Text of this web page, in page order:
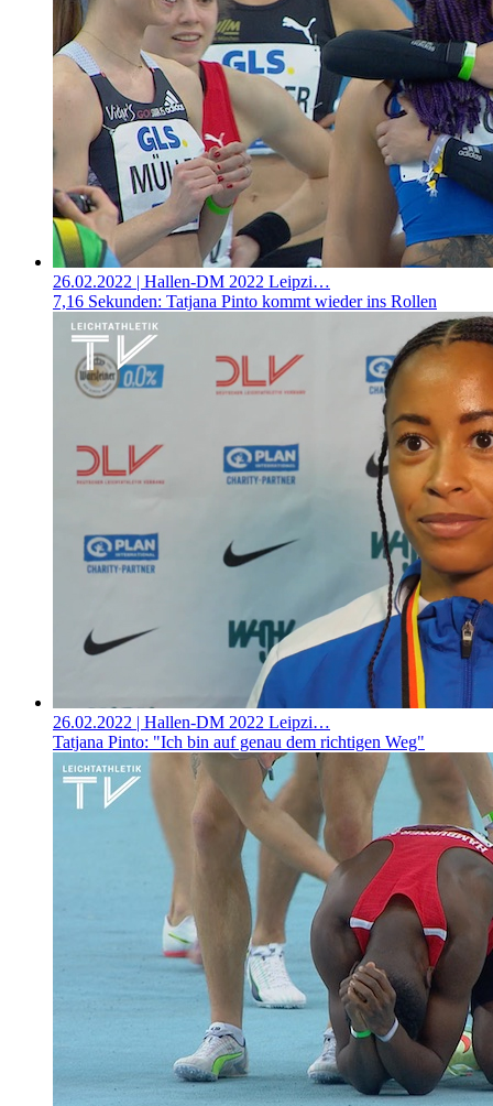
26.02.2022 | Hallen-DM 2022 Leipzi…
7,16 Sekunden: Tatjana Pinto kommt wieder ins Rollen
26.02.2022 | Hallen-DM 2022 Leipzi…
Tatjana Pinto: "Ich bin auf genau dem richtigen Weg"